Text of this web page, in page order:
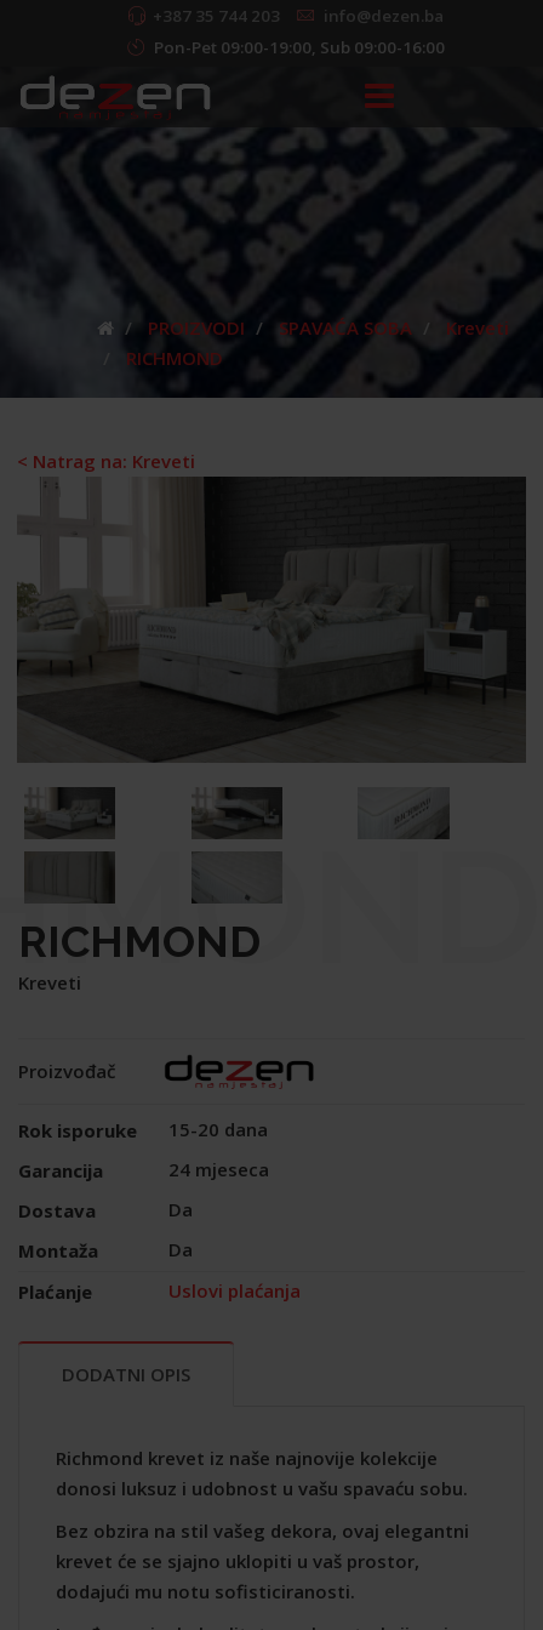
+387 35 744 203
info@dezen.ba
Pon-Pet 09:00-19:00, Sub 09:00-16:00
PROIZVODI SPAVAĆA SOBA
Kreveti
RICHMOND
< Natrag na: Kreveti
RICHMOND
Kreveti
Proizvođač
Rok isporuke
15-20 dana
Garancija
24 mjeseca
Dostava
Da
Montaža
Da
Plaćanje
Uslovi plaćanja
DODATNI OPIS
Richmond krevet iz naše najnovije kolekcije
donosi luksuz i udobnost u vašu spavaću sobu.
Bez obzira na stil vašeg dekora, ovaj elegantni
krevet će se sjajno uklopiti u vaš prostor,
dodajući mu notu sofisticiranosti.